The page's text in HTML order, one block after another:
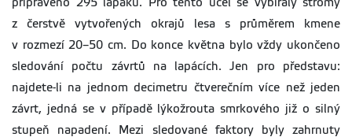
z čerstvě vytvořených okrajů lesa s průměrem kmene
v rozmezí 20–50 cm. Do konce května bylo vždy ukončeno
sledování počtu závrtů na lapácích. Jen pro představu:
najdete-li na jednom decimetru čtverečním více než jeden
závrt, jedná se v případě lýkožrouta smrkového již o silný
stupeň napadení. Mezi sledované faktory byly zahrnuty